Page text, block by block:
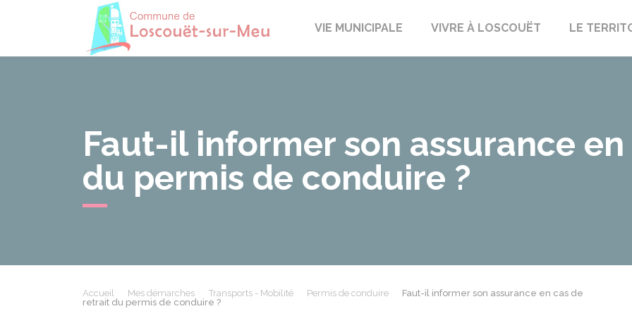
Loscouët-sur-Meu
VIE MUNICIPALE VIVRE À LOSCOUËT LE
Faut-il informer son assurance
du permis de conduire ?
Accueil Mes démarches Transports - Mobilité Permis de conduire
Faut-il informer son assurance en cas de
retrait du permis de conduire ?